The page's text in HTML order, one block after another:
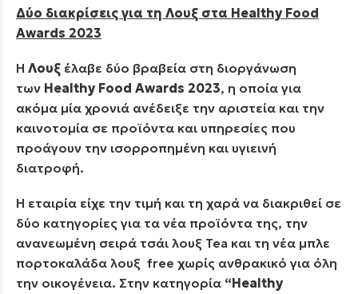
Δύο διακρίσεις για τη Λουξ στα Healthy Food
Awards 2023
Η Λουξ έλαβε δύο βραβεία στη διοργάνωση
των Healthy Food Awards 2023, η οποία για
ακόμα μία χρονιά ανέδειξε την αριστεία και την
καινοτομία σε προϊόντα και υπηρεσίες που
προάγουν την ισορροπημένη και υγιεινή
διατροφή.
H εταιρία είχε την τιμή και τη χαρά να διακριθεί σε
δύο κατηγορίες για τα νέα προϊόντα της, την
ανανεωμένη σειρά τσάι λουξ Tea και τη νέα μπλε
πορτοκαλάδα λουξ free χωρίς ανθρακικό για όλη
την οικογένεια. Στην κατηγορία “Healthy